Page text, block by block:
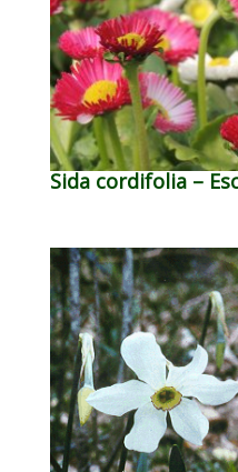
Sida cordifolia –